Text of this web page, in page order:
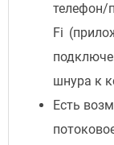
Fi
шнура к
Есть